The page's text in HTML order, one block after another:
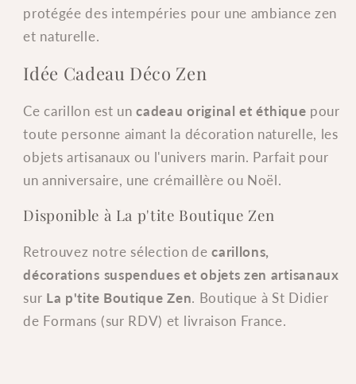
protégée des intempéries pour une ambiance zen
et naturelle.
Idée Cadeau Déco Zen
Ce carillon est uncadeau original et éthique pour
toute personne aimant la décoration naturelle, les
objets artisanaux ou l'univers marin. Parfait pour
un anniversaire, une crémaillère ou Noël.
Disponible à La p'tite Boutique Zen
Retrouvez notre sélection decarillons,
décorations suspendues et objets zen artisanaux
sur La p'tite Boutique Zen. Boutique à St Didier
de Formans (sur RDV) et livraison France.